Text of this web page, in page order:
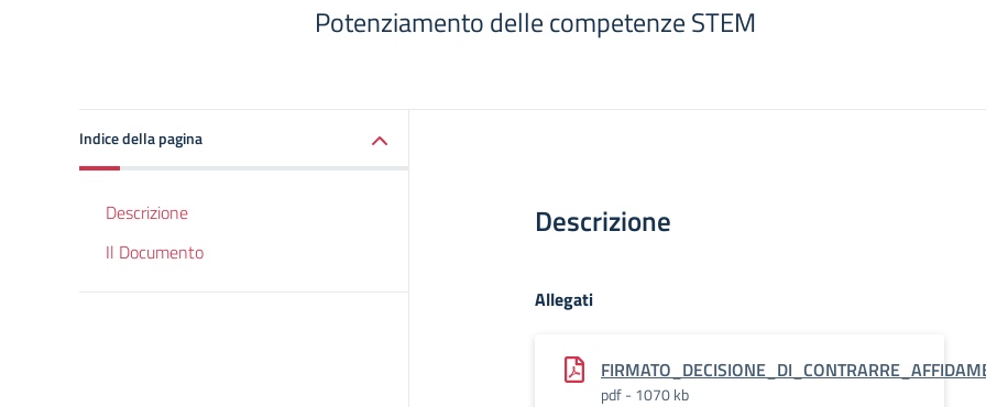
Potenziamento delle competenze STEM
Indice della pagina
Descrizione
Il Documento
Descrizione
Allegati
pdf - 1070 kb